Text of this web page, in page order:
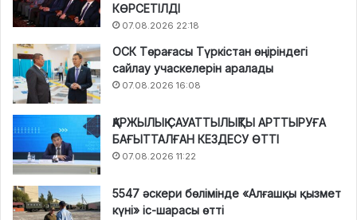
КӨРСЕТІЛДІ
07.08.2026 22:18
ОСК Төрағасы Түркістан өңіріндегі
сайлау учаскелерін аралады
07.08.2026 16:08
ҚАРЖЫЛЫҚ САУАТТЫЛЫҚТЫ АРТТЫРУҒА
БАҒЫТТАЛҒАН КЕЗДЕСУ ӨТТІ
07.08.2026 11:22
5547 әскери бөлімінде «Алғашқы қызмет
күні» іс-шарасы өтті